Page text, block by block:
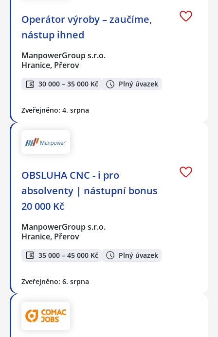
Operátor výroby – zaučíme,
nástup ihned
ManpowerGroup s.r.o.
Hranice, Přerov
30 000 – 35 000 Kč Plný úvazek
Zveřejněno: 4. srpna
OBSLUHA CNC - i pro
absolventy | nástupní bonus
20 000 Kč
ManpowerGroup s.r.o.
Hranice, Přerov
35 000 – 45 000 Kč Plný úvazek
Zveřejněno: 6. srpna